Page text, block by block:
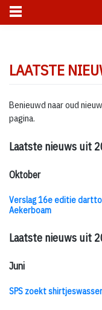
content
LAATSTE
Benieuwd naar oud
pagina.
Laatste nieuws uit
Oktober
Verslag 16e editie
Aekerboam
Laatste nieuws uit
Juni
SPS zoekt shirtjeswasser